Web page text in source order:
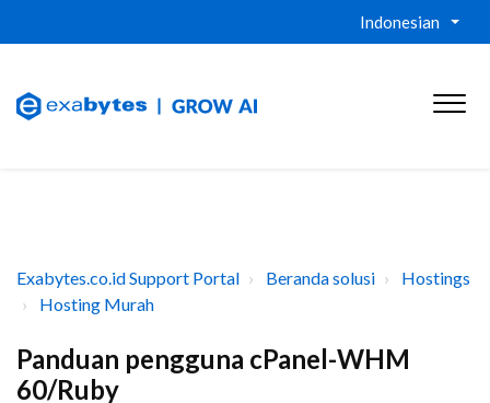
Indonesian
Exabytes.co.id Support Portal Beranda solusi
Hostings
Hosting Murah
Panduan pengguna cPanel-WHM
60/Ruby